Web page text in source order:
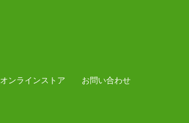
オンラインストア お問い合わせ